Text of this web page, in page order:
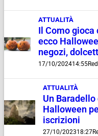
ATTUALITÀ
Il Como gioca
ecco
negozi,
17/10/202414:55
ATTUALITÀ
Un
Halloween
iscrizioni
27/10/202318:27